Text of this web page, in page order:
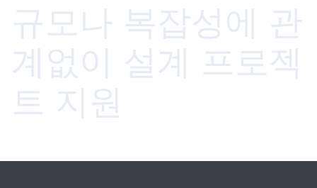
규모나 복잡성에 관
계없이 설계 프로젝
트 지원